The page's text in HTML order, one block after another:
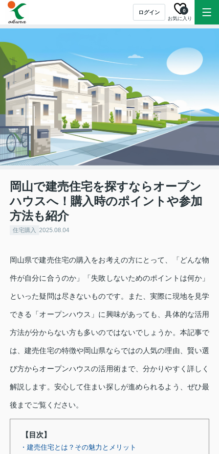
ログイン
お気に入り
0
岡山で建売住宅を探すならオープン
ハウスへ！購入時のポイントや参加
方法も紹介
住宅購入 2025.08.04
岡山県で建売住宅の購入をお考えの方にとって、「どんな物
件が自分に合うのか」「失敗しないためのポイントは何か」
といった疑問は尽きないものです。また、実際に現地を見学
できる「オープンハウス」に興味があっても、具体的な活用
方法が分からない方も多いのではないでしょうか。本記事で
は、建売住宅の特徴や岡山県ならではの人気の理由、賢い選
び方からオープンハウスの活用術まで、分かりやすく詳しく
解説します。安心して住まい探しが進められるよう、ぜひ最
後までご覧ください。
【目次】
・建売住宅とは？その魅力とメリット